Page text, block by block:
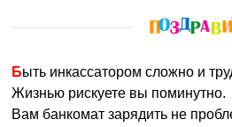
Быть инкассатором сложно и
Жизнью рискуете вы поминутно.
Вам банкомат зарядить не